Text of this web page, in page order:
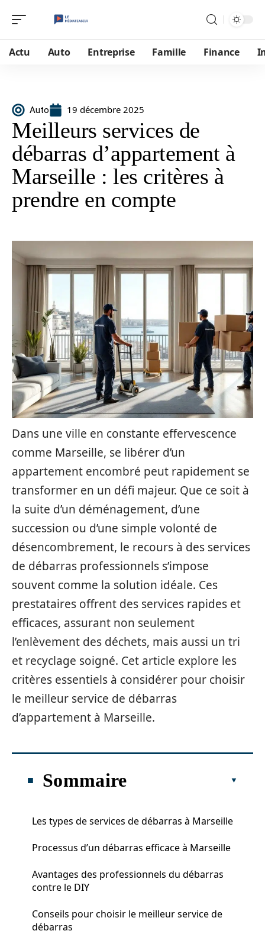
Actu Auto Entreprise Famille Finance
Auto 19 décembre 2025
Meilleurs services de
débarras d’appartement à
Marseille : les critères à
prendre en compte
Dans une ville en constante effervescence
comme Marseille, se libérer d’un
appartement encombré peut rapidement se
transformer en un défi majeur. Que ce soit à
la suite d’un déménagement, d’une
succession ou d’une simple volonté de
désencombrement, le recours à des services
de débarras professionnels s’impose
souvent comme la solution idéale. Ces
prestataires offrent des services rapides et
efficaces, assurant non seulement
l’enlèvement des déchets, mais aussi un tri
et recyclage soigné. Cet article explore les
critères essentiels à considérer pour choisir
le meilleur service de débarras
d’appartement à Marseille.
Sommaire
Les types de services de débarras à Marseille
Processus d’un débarras efficace à Marseille
Avantages des professionnels du débarras
contre le DIY
Conseils pour choisir le meilleur service de
débarras